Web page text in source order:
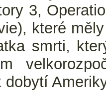
3,
které
smrti,